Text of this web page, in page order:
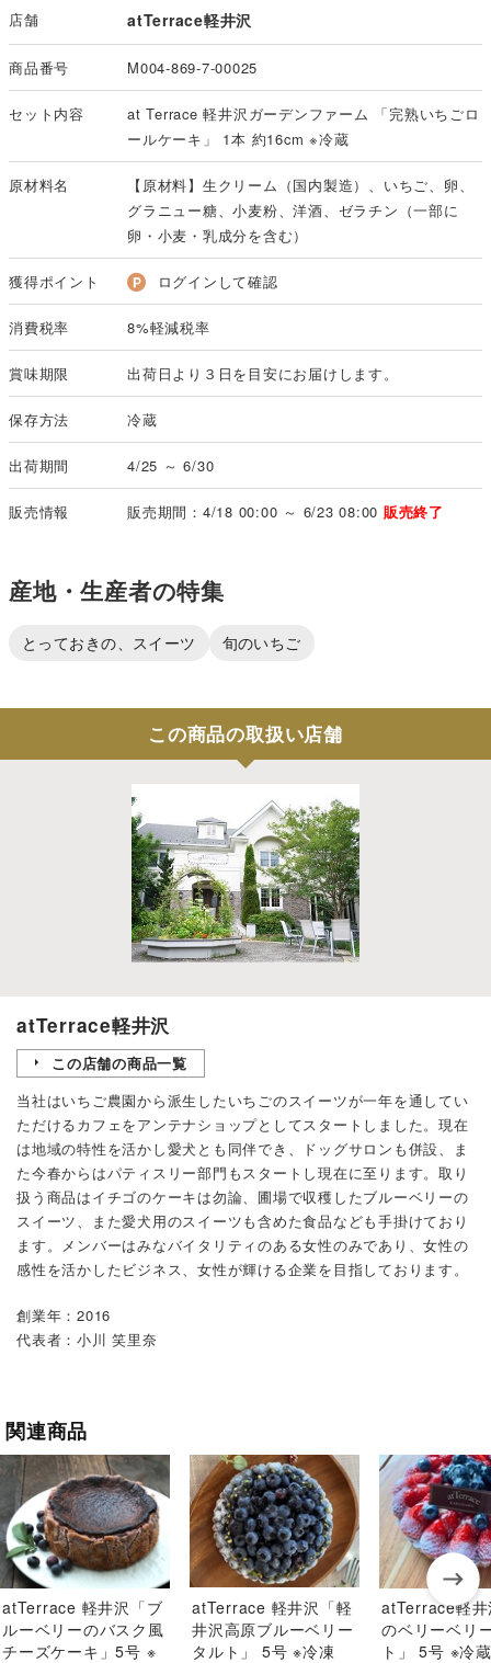
店舗 atTerrace軽井沢
商品番号 M004-869-7-00025
セット内容
at Terrace 軽井沢ガーデンファーム 「完熟いちごロ
ールケーキ」 1本 約16cm ※冷蔵
原材料名
【原材料】生クリーム（国内製造）、いちご、卵、
グラニュー糖、小麦粉、洋酒、ゼラチン（一部に
卵・小麦・乳成分を含む）
獲得ポイント ログインして確認
消費税率 8%軽減税率
賞味期限 出荷日より３日を目安にお届けします。
保存方法 冷蔵
出荷期間 4/25 ～ 6/30
販売情報 販売期間：4/18 00:00 ～ 6/23 08:00 販売終了
産地・生産者の特集
とっておきの、スイーツ 旬のいちご
この商品の取扱い店舗
atTerrace軽井沢
この店舗の商品一覧
当社はいちご農園から派生したいちごのスイーツが一年を通してい
ただけるカフェをアンテナショップとしてスタートしました。現在
は地域の特性を活かし愛犬とも同伴でき、ドッグサロンも併設、ま
た今春からはパティスリー部門もスタートし現在に至ります。取り
扱う商品はイチゴのケーキは勿論、圃場で収穫したブルーベリーの
スイーツ、また愛犬用のスイーツも含めた食品なども手掛けており
ます。メンバーはみなバイタリティのある女性のみであり、女性の
感性を活かしたビジネス、女性が輝ける企業を目指しております。
創業年：2016
代表者：小川 笑里奈
関連商品
atTerrace 軽井沢「ブ
ルーベリーのバスク風
チーズケーキ」5号 ※
atTerrace 軽井沢「軽
井沢高原ブルーベリー
タルト」 5号 ※冷凍
atTerrace軽
のベリーベリ
ト」 5号 ※冷蔵